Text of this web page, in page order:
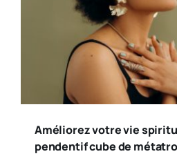
Améliorez votre vie
pendentif cube de